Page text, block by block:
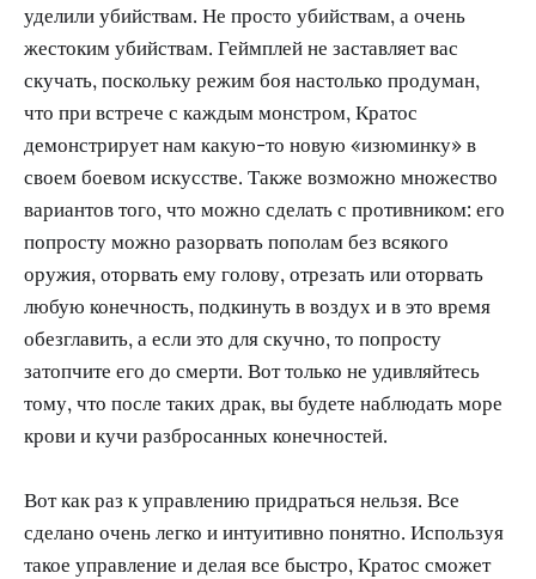
уделили убийствам. Не просто убийствам, а очень
жестоким убийствам. Геймплей не заставляет вас
скучать, поскольку режим боя настолько продуман,
что при встрече с каждым монстром, Кратос
демонстрирует нам какую-то новую «изюминку» в
своем боевом искусстве. Также возможно множество
вариантов того, что можно сделать с противником: его
попросту можно разорвать пополам без всякого
оружия, оторвать ему голову, отрезать или оторвать
любую конечность, подкинуть в воздух и в это время
обезглавить, а если это для скучно, то попросту
затопчите его до смерти. Вот только не удивляйтесь
тому, что после таких драк, вы будете наблюдать море
крови и кучи разбросанных конечностей.
Вот как раз к управлению придраться нельзя. Все
сделано очень легко и интуитивно понятно. Используя
такое управление и делая все быстро, Кратос сможет